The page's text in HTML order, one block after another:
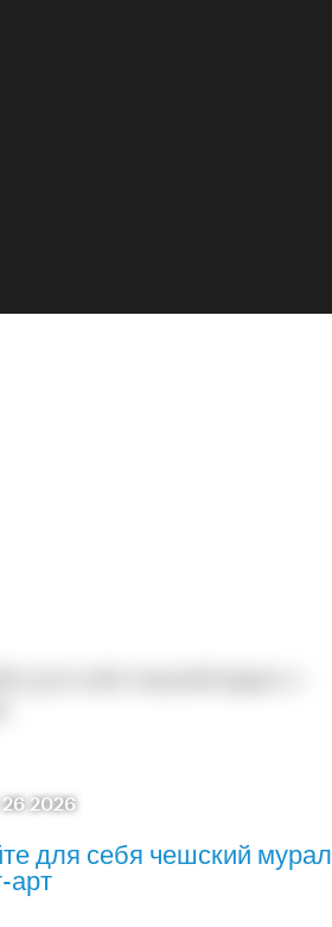
2026
для себя чешский мурал
арт